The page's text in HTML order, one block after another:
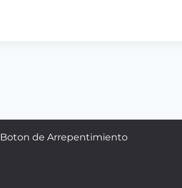
Boton de Arrepentimiento